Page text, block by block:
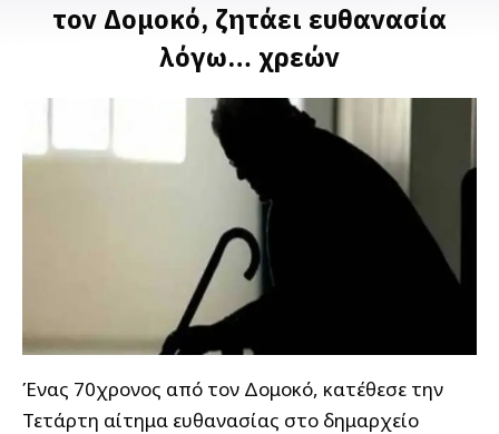
τον Δομοκό, ζητάει ευθανασία
λόγω… χρεών
Ένας 70χρονος από τον Δομοκό, κατέθεσε την
Τετάρτη αίτημα ευθανασίας στο δημαρχείο